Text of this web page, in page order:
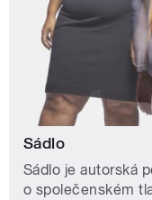
Sádlo
Sádlo je autorská
o společenském